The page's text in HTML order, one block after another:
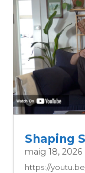
Shaping
maig 18, 2026
https://